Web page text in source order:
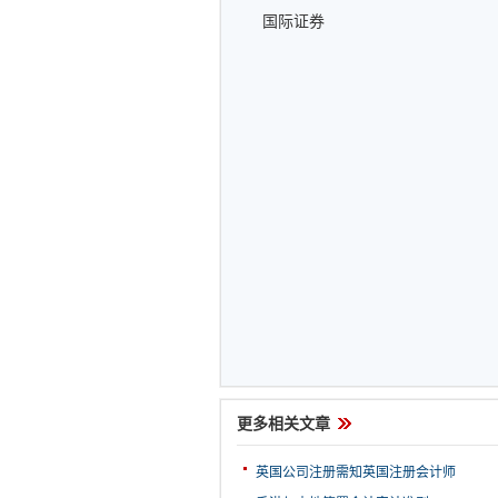
国际证券
更多相关文章
英国公司注册需知英国注册会计师